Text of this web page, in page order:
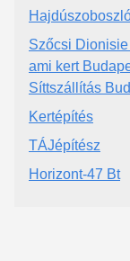
Szőcsi
ami kert
Síttszállítás
Kertépítés
TÁJépítész
Horizont-47 Bt